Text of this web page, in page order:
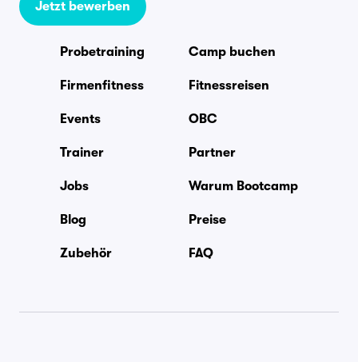
Jetzt bewerben
Probetraining Camp buchen
Firmenfitness Fitnessreisen
Events OBC
Trainer Partner
Jobs Warum Bootcamp
Blog Preise
Zubehör FAQ